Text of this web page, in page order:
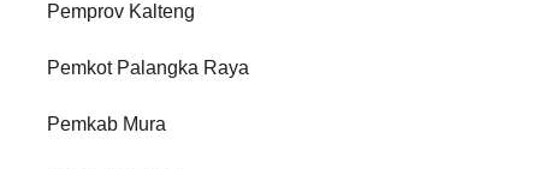
Pemprov Kalteng
Pemkot Palangka Raya
Pemkab Mura